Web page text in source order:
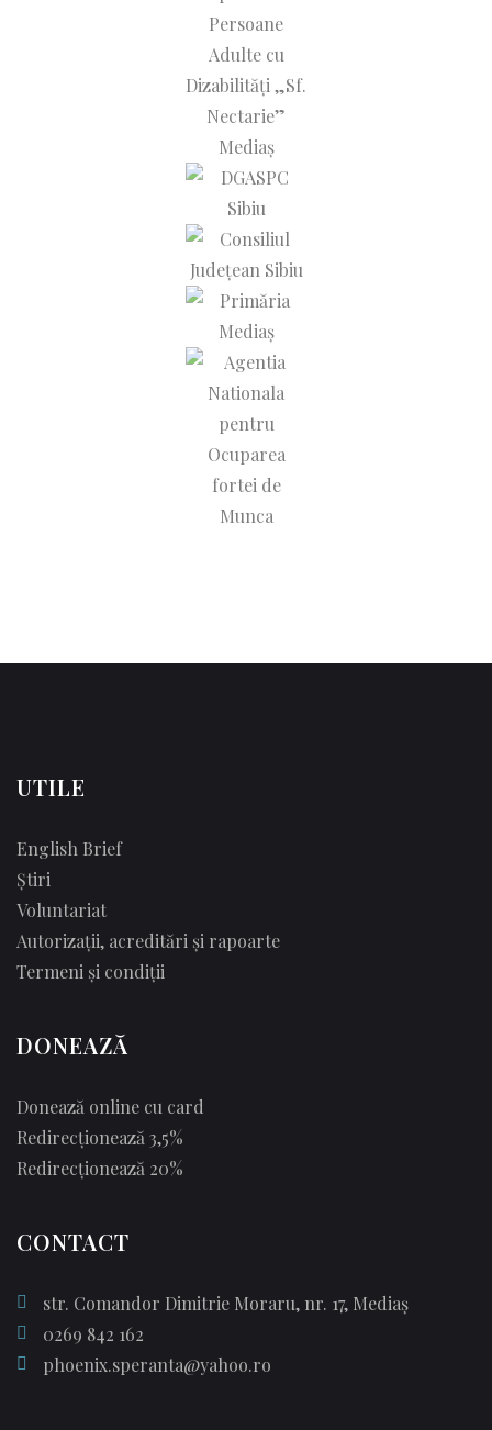
UTILE
English Brief
Știri
Voluntariat
Autorizații, acreditări și rapoarte
Termeni și condiții
DONEAZĂ
Donează online cu card
Redirecționează 3,5%
Redirecționează 20%
CONTACT
str. Comandor Dimitrie Moraru, nr. 17, Mediaș
0269 842 162
phoenix.speranta@yahoo.ro